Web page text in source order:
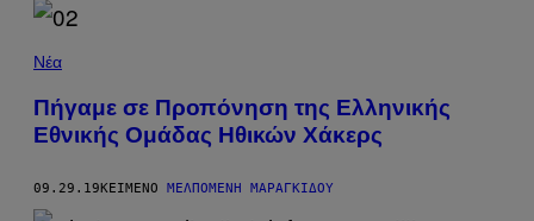
Νέα
Πήγαμε σε Προπόνηση της Ελληνικής
Εθνικής Ομάδας Ηθικών Χάκερς
09.29.19ΚΕΊΜΕΝΟ ΜΕΛΠΟΜΈΝΗ ΜΑΡΑΓΚΊΔΟΥ